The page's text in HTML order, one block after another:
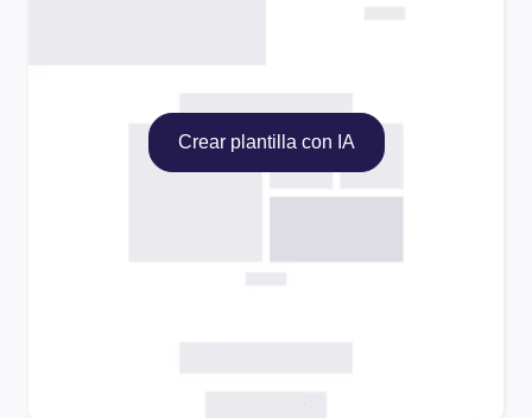
Crear plantilla con IA